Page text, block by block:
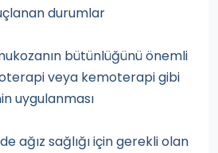
durumlar
bütünlüğünü önemli
veya kemoterapi gibi
uygulanması
ağız sağlığı için gerekli olan